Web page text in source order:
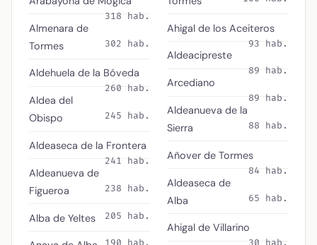
318 hab.
Almenara de
Tormes
302 hab.
Aldehuela de la Bóveda
260 hab.
Aldea del
Obispo
245 hab.
Aldeaseca de la Frontera
241 hab.
Aldeanueva de
Figueroa
238 hab.
Alba de Yeltes 205 hab.
Ahigal de los Aceiteros
93 hab.
Aldeacipreste
89 hab.
Arcediano
89 hab.
Aldeanueva de la
Sierra
88 hab.
Añover de Tormes
84 hab.
Aldeaseca de
Alba
65 hab.
Ahigal de Villarino